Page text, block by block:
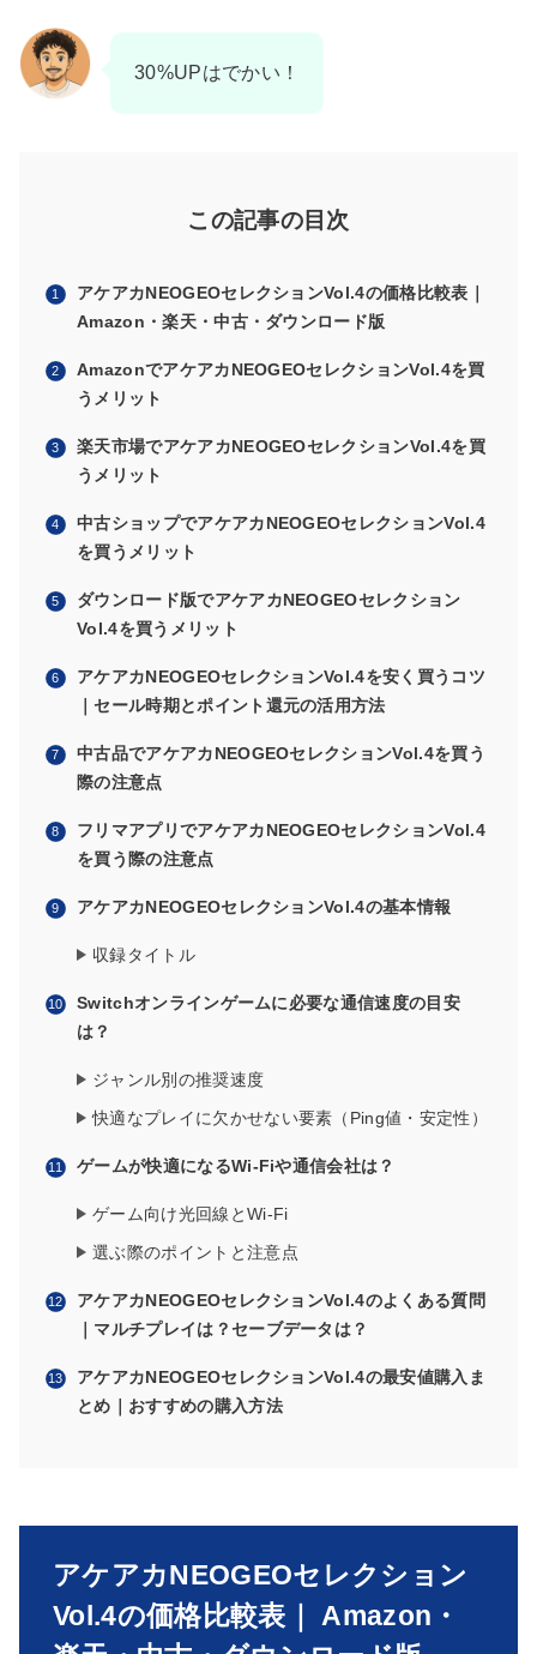
30%UPはでかい！
この記事の目次
アケアカNEOGEOセレクションVol.4の価格比較表｜
Amazon・楽天・中古・ダウンロード版
AmazonでアケアカNEOGEOセレクションVol.4を買
うメリット
楽天市場でアケアカNEOGEOセレクションVol.4を買
うメリット
中古ショップでアケアカNEOGEOセレクションVol.4
を買うメリット
ダウンロード版でアケアカNEOGEOセレクション
Vol.4を買うメリット
アケアカNEOGEOセレクションVol.4を安く買うコツ
｜セール時期とポイント還元の活用方法
中古品でアケアカNEOGEOセレクションVol.4を買う
際の注意点
フリマアプリでアケアカNEOGEOセレクションVol.4
を買う際の注意点
アケアカNEOGEOセレクションVol.4の基本情報
収録タイトル
Switchオンラインゲームに必要な通信速度の目安
は？
ジャンル別の推奨速度
快適なプレイに欠かせない要素（Ping値・安定性）
ゲームが快適になるWi-Fiや通信会社は？
ゲーム向け光回線とWi-Fi
選ぶ際のポイントと注意点
アケアカNEOGEOセレクションVol.4のよくある質問
｜マルチプレイは？セーブデータは？
アケアカNEOGEOセレクションVol.4の最安値購入ま
とめ｜おすすめの購入方法
アケアカNEOGEOセレクション
Vol.4の価格比較表｜ Amazon・